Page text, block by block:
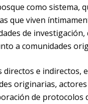
como sistema,
que viven
de
a comunidades
directos e indirectos,
originarias,
de protocolos